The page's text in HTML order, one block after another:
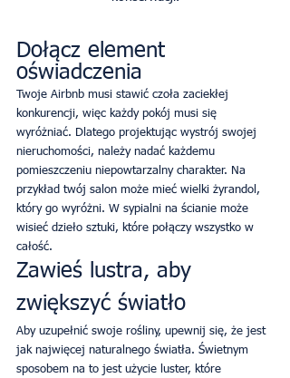
Dołącz element
oświadczenia
Twoje Airbnb musi stawić czoła zaciekłej
konkurencji, więc każdy pokój musi się
wyróżniać. Dlatego projektując wystrój swojej
nieruchomości, należy nadać każdemu
pomieszczeniu niepowtarzalny charakter. Na
przykład twój salon może mieć wielki żyrandol,
który go wyróżni. W sypialni na ścianie może
wisieć dzieło sztuki, które połączy wszystko w
całość.
Zawieś lustra, aby
zwiększyć światło
Aby uzupełnić swoje rośliny, upewnij się, że jest
jak najwięcej naturalnego światła. Świetnym
sposobem na to jest użycie luster, które